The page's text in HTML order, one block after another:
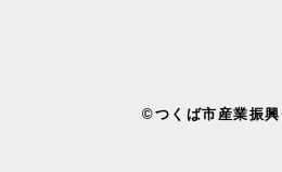
©つくば市産業振興